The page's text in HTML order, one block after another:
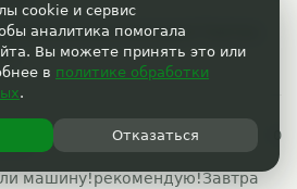
машину!рекомендую!Завтра
☺
0
машину!рекомендую!Завтра
cookie и сервис
аналитика помогала
Вы можете принять это или
в политике обработки
.
Отказаться